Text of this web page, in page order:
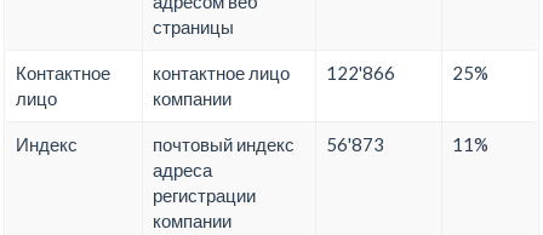
страницы
Контактное
лицо
контактное лицо
компании
122'866 25%
Индекс
почтовый индекс
адреса
регистрации
компании
56'873 11%